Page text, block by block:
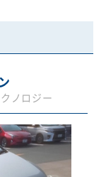
ノロジー